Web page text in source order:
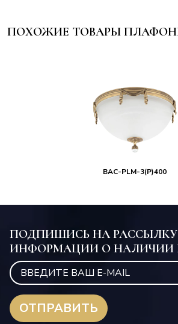
ПОХОЖИЕ ТОВАРЫ
BAC-PLM-3(P)400
ПОДПИШИСЬ НА
ИНФОРМАЦИИ О НАЛИЧИИ